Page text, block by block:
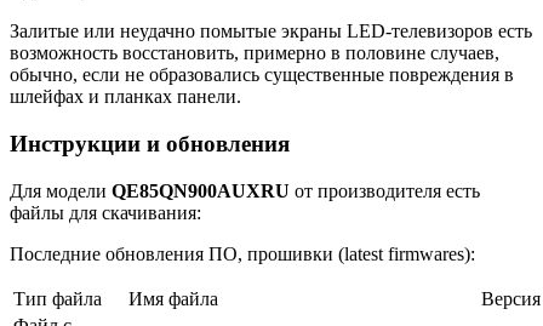
Залитые или неудачно помытые экраны LED-телевизоров есть
возможность восстановить, примерно в половине случаев,
обычно, если не образовались существенные повреждения в
шлейфах и планках панели.
Инструкции и обновления
Для модели QE85QN900AUXRU от производителя есть
файлы для скачивания:
Последние обновления ПО, прошивки (latest firmwares):
Тип файла Имя файла
Версия